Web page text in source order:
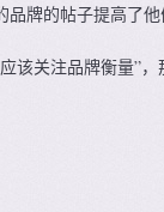
牌的帖子提高了他
该关注品牌衡量”